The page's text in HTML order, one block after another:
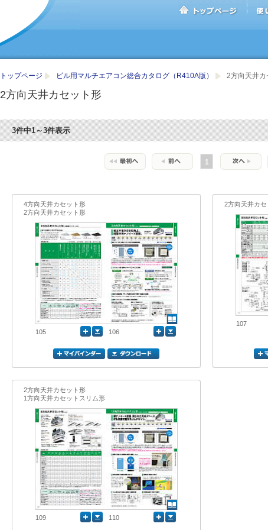
トップページ ビル用マルチエアコン総合カタログ（R410A版） 2方向天井カ
2方向天井カセット形
3件中1～3件表示
1
4方向天井カセット形
2方向天井カセット形
105 106
2方向天井カ
107
2方向天井カセット形
1方向天井カセットスリム形
109 110